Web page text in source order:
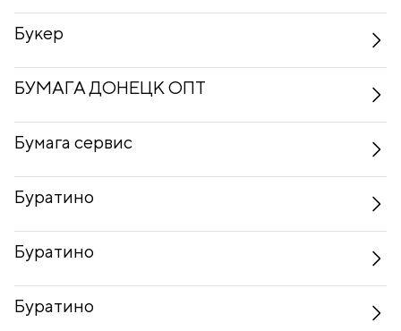
Букер
БУМАГА ДОНЕЦК ОПТ
Бумага сервис
Буратино
Буратино
Буратино